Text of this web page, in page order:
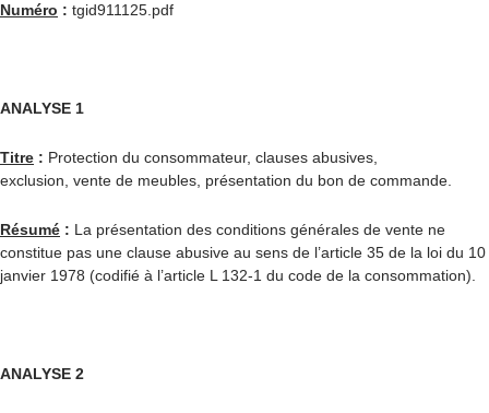
Numéro : tgid911125.pdf
ANALYSE 1
Titre : Protection du consommateur, clauses abusives,
exclusion, vente de meubles, présentation du bon de commande.
Résumé : La présentation des conditions générales de vente ne
constitue pas une clause abusive au sens de l’article 35 de la loi du 10
janvier 1978 (codifié à l’article L 132-1 du code de la consommation).
ANALYSE 2